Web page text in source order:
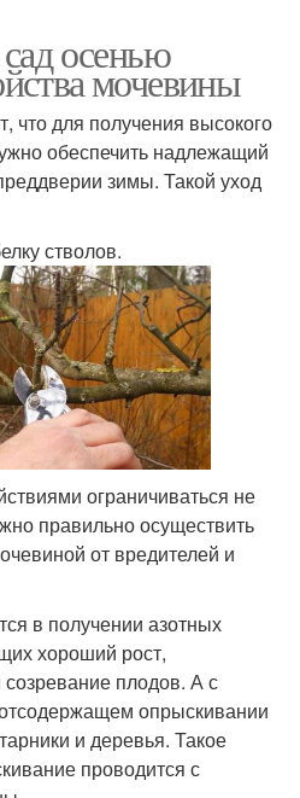
осенью
мочевины
для получения высокого
обеспечить надлежащий
зимы. Такой уход
стволов.
ограничиваться не
правильно осуществить
от вредителей и
в получении азотных
хороший рост,
плодов. А с
опрыскивании
и деревья. Такое
проводится с